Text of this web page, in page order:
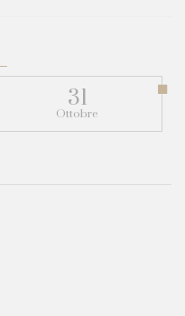
31
Ottobre